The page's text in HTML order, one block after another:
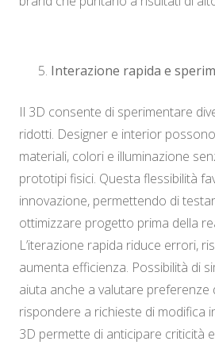
Interazione rapida e
Il 3D consente di sperimentare
ridotti. Designer e interior
materiali, colori e illuminazione
prototipi fisici. Questa flessibilità
innovazione, permettendo di
ottimizzare progetto prima della
L’iterazione rapida riduce errori,
aumenta efficienza. Possibilità di
aiuta anche a valutare preferenze
rispondere a richieste di modifica
3D permette di anticipare criticità